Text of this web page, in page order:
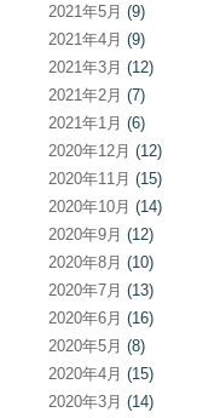
2021年5月 (9)
2021年4月 (9)
2021年3月 (12)
2021年2月 (7)
2021年1月 (6)
2020年12月 (12)
2020年11月 (15)
2020年10月 (14)
2020年9月 (12)
2020年8月 (10)
2020年7月 (13)
2020年6月 (16)
2020年5月 (8)
2020年4月 (15)
2020年3月 (14)